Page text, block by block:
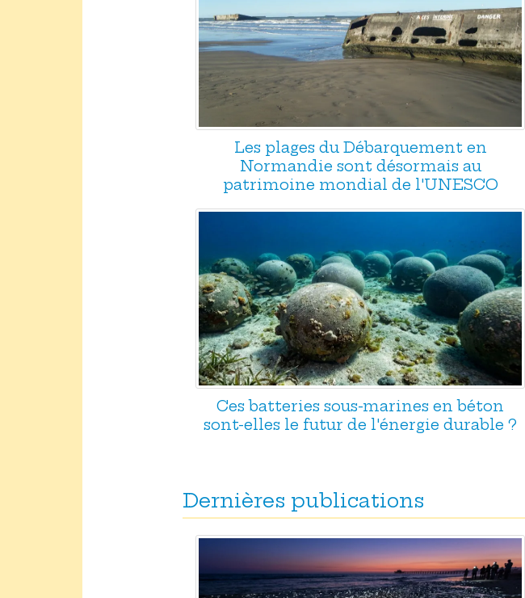
Les plages du Débarquement en
Normandie sont désormais au
patrimoine mondial de l'UNESCO
Ces batteries sous-marines en béton
sont-elles le futur de l'énergie durable ?
Dernières publications